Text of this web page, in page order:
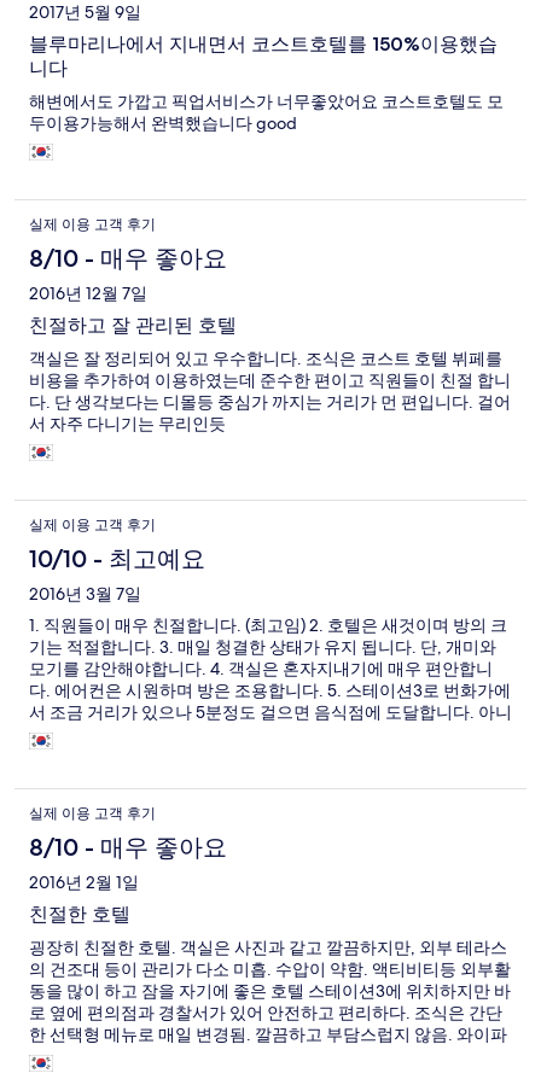
2017년 5월 9일
블루마리나에서 지내면서 코스트호텔를 150%이용했습
니다
해변에서도 가깝고 픽업서비스가 너무좋았어요 코스트호텔도 모
두이용가능해서 완벽했습니다 good
실제 이용 고객 후기
8/10 - 매우 좋아요
2016년 12월 7일
친절하고 잘 관리된 호텔
객실은 잘 정리되어 있고 우수합니다. 조식은 코스트 호텔 뷔페를
비용을 추가하여 이용하였는데 준수한 편이고 직원들이 친절 합니
다. 단 생각보다는 디몰등 중심가 까지는 거리가 먼 편입니다. 걸어
서 자주 다니기는 무리인듯
실제 이용 고객 후기
10/10 - 최고예요
2016년 3월 7일
1. 직원들이 매우 친절합니다. (최고임) 2. 호텔은 새것이며 방의 크
기는 적절합니다. 3. 매일 청결한 상태가 유지 됩니다. 단, 개미와
모기를 감안해야합니다. 4. 객실은 혼자지내기에 매우 편안합니
다. 에어컨은 시원하며 방은 조용합니다. 5. 스테이션3로 번화가에
서 조금 거리가 있으나 5분정도 걸으면 음식점에 도달합니다. 아니
면 트라이시클을 타면 됩니다.
실제 이용 고객 후기
8/10 - 매우 좋아요
2016년 2월 1일
친절한 호텔
굉장히 친절한 호텔. 객실은 사진과 같고 깔끔하지만, 외부 테라스
의 건조대 등이 관리가 다소 미흡. 수압이 약함. 액티비티등 외부활
동을 많이 하고 잠을 자기에 좋은 호텔 스테이션3에 위치하지만 바
로 옆에 편의점과 경찰서가 있어 안전하고 편리하다. 조식은 간단
한 선택형 메뉴로 매일 변경됨. 깔끔하고 부담스럽지 않음. 와이파
이가 잘 터짐.